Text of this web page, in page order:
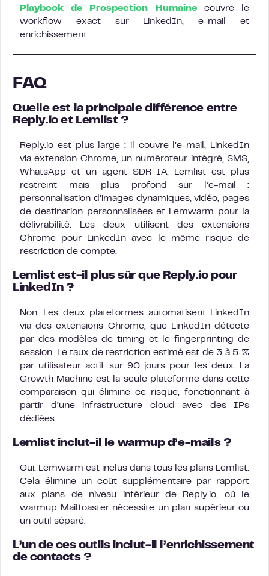
Playbook de Prospection Humainecouvre le
workflow exact sur LinkedIn, e-mail et
enrichissement.
FAQ
Quelle est la principale différence entre
Reply.io et Lemlist ?
Reply.io est plus large : il couvre l’e-mail, LinkedIn
via extension Chrome, un numéroteur intégré, SMS,
WhatsApp et un agent SDR IA. Lemlist est plus
restreint mais plus profond sur l’e-mail :
personnalisation d’images dynamiques, vidéo, pages
de destination personnalisées et Lemwarm pour la
délivrabilité. Les deux utilisent des extensions
Chrome pour LinkedIn avec le même risque de
restriction de compte.
Lemlist est-il plus sûr que Reply.io pour
LinkedIn ?
Non. Les deux plateformes automatisent LinkedIn
via des extensions Chrome, que LinkedIn détecte
par des modèles de timing et le fingerprinting de
session. Le taux de restriction estimé est de 3 à 5 %
par utilisateur actif sur 90 jours pour les deux. La
Growth Machine est la seule plateforme dans cette
comparaison qui élimine ce risque, fonctionnant à
partir d’une infrastructure cloud avec des IPs
dédiées.
Lemlist inclut-il le warmup d’e-mails ?
Oui. Lemwarm est inclus dans tous les plans Lemlist.
Cela élimine un coût supplémentaire par rapport
aux plans de niveau inférieur de Reply.io, où le
warmup Mailtoaster nécessite un plan supérieur ou
un outil séparé.
L’un de ces outils inclut-il l’enrichissement
de contacts ?